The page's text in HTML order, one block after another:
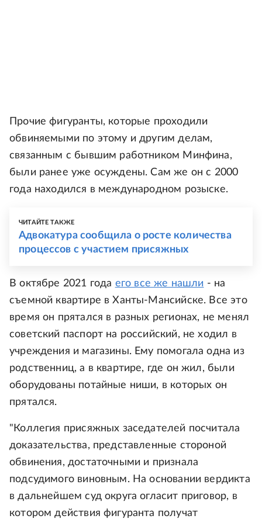
Прочие фигуранты, которые проходили
обвиняемыми по этому и другим делам,
связанным с бывшим работником Минфина,
были ранее уже осуждены. Сам же он с 2000
года находился в международном розыске.
ЧИТАЙТЕ ТАКЖЕ
Адвокатура сообщила о росте количества
процессов с участием присяжных
В октябре 2021 года его все же нашли - на
съемной квартире в Ханты-Мансийске. Все это
время он прятался в разных регионах, не менял
советский паспорт на российский, не ходил в
учреждения и магазины. Ему помогала одна из
родственниц, а в квартире, где он жил, были
оборудованы потайные ниши, в которых он
прятался.
"Коллегия присяжных заседателей посчитала
доказательства, представленные стороной
обвинения, достаточными и признала
подсудимого виновным. На основании вердикта
в дальнейшем суд округа огласит приговор, в
котором действия фигуранта получат